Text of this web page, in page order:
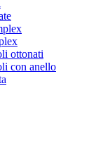
ottonati
con anello